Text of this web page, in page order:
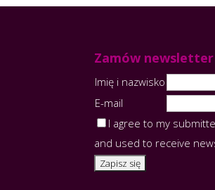
Zamów newsletter
Imię i nazwisko
E-mail
I agree to my
and used to receive